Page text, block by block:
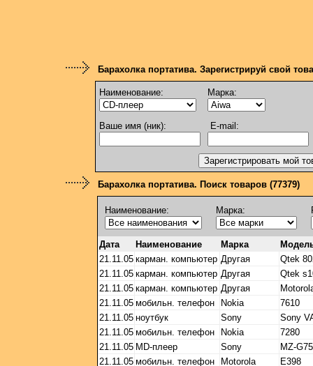
Барахолка портатива. Зарегистрируй свой
Наименование: Марка:
Ваше имя (ник): E-mail:
Барахолка портатива. Поиск товаров (77379)
Наименование: Марка:
Дата Наименование Марка
21.11.05 карман. компьютер Другая
Qtek
21.11.05 карман. компьютер Другая
Qtek
21.11.05 карман. компьютер Другая
21.11.05 мобильн. телефон Nokia
7610
21.11.05 ноутбук Sony
Sony
21.11.05 мобильн. телефон Nokia
7280
21.11.05 MD-плеер Sony
MZ-
21.11.05 мобильн. телефон Motorola
E398